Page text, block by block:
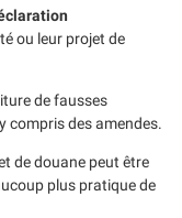
ou leur projet de
de fausses
compris des amendes.
de douane peut être
plus pratique de